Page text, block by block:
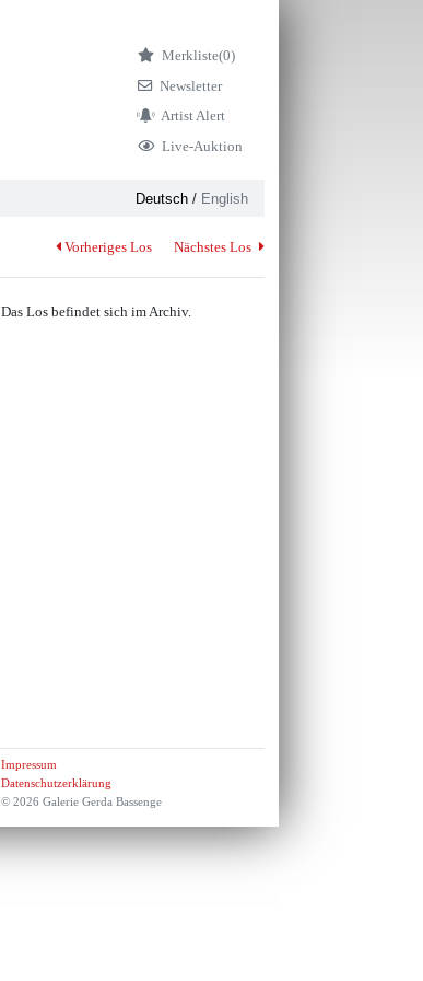
Merkliste(0)
Newsletter
Artist Alert
Live-Auktion
Deutsch/ English
Vorheriges Los Nächstes Los
Das Los befindet sich im Archiv.
Impressum
Datenschutzerklärung
© 2026 Galerie Gerda Bassenge